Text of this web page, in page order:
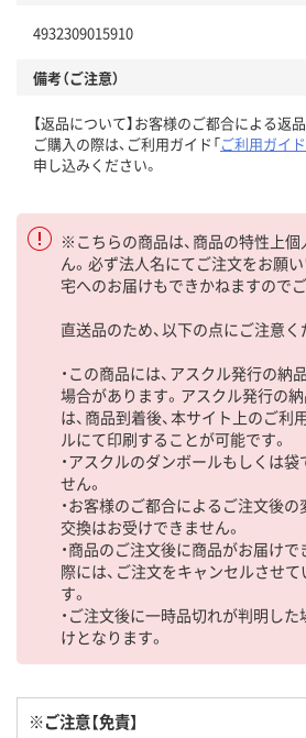
4932309015910
備考（ご注意）
【返品について】お客様のご都合による返
ご購入の際は、ご利用ガイド「ご利用ガイド
申し込みください。
※こちらの商品は、商品の特性上
ん。必ず法人名にてご注文をお願い
宅へのお届けもできかねますので
直送品のため、以下の点にご注意く
・この商品には、アスクル発行の
場合があります。アスクル発行の
は、商品到着後、本サイト上のご利
ルにて印刷することが可能です。
・アスクルのダンボールもしくは
せん。
・お客様のご都合によるご注文後の
交換はお受けできません。
・商品のご注文後に商品がお届け
際には、ご注文をキャンセルさせ
す。
・ご注文後に一時品切れが判明し
けとなります。
※ご注意【免責】